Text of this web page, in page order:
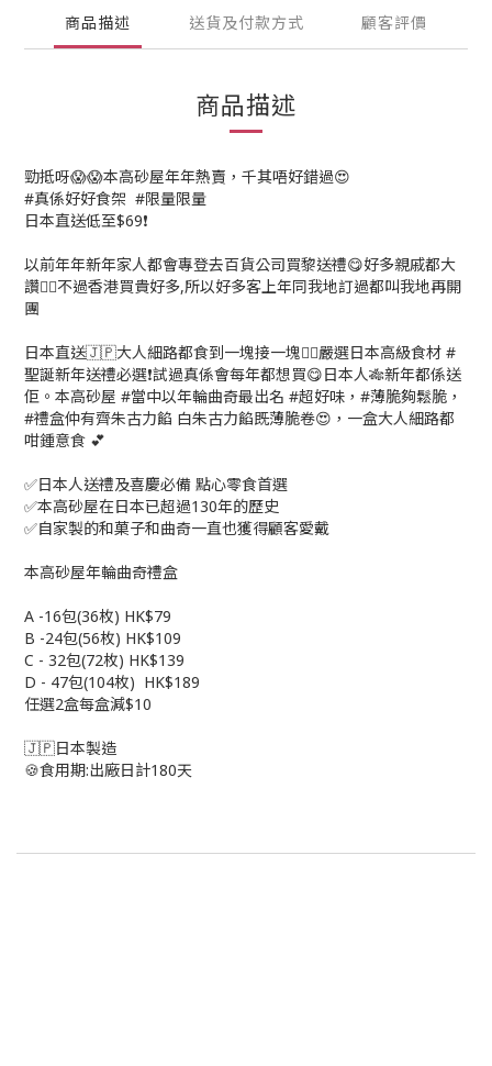
商品描述 送貨及付款方式 顧客評價
商品描述
勁抵呀😱😱本高砂屋年年熱賣，千其唔好錯過😍
#真係好好食架 #限量限量
日本直送低至$69❗
以前年年新年家人都會專登去百貨公司買黎送禮😋好多親戚都大
讚👍🏻不過香港買貴好多,所以好多客上年同我地訂過都叫我地再開
團
日本直送🇯🇵大人細路都食到一塊接一塊👍🏻嚴選日本高級食材 #
聖誕新年送禮必選❗試過真係會每年都想買😋日本人🎋新年都係送
佢。本高砂屋 #當中以年輪曲奇最出名 #超好味，#薄脆夠鬆脆，
#禮盒仲有齊朱古力餡 白朱古力餡既薄脆卷😍，一盒大人細路都
咁鍾意食 💕
✅日本人送禮及喜慶必備 點心零食首選
✅本高砂屋在日本已超過130年的歷史
✅自家製的和菓子和曲奇一直也獲得顧客愛戴
本高砂屋年輪曲奇禮盒
A -16包(36枚) HK$79
B -24包(56枚) HK$109
C - 32包(72枚) HK$139
D - 47包(104枚) HK$189
任選2盒每盒減$10
🇯🇵日本製造
🍪食用期:出廠日計180天